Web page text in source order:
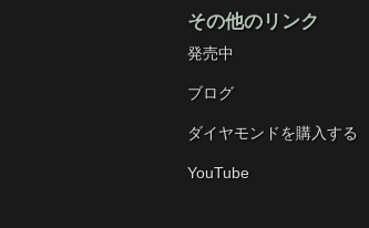
その他のリンク
発売中
ブログ
ダイヤモンドを購入する
YouTube